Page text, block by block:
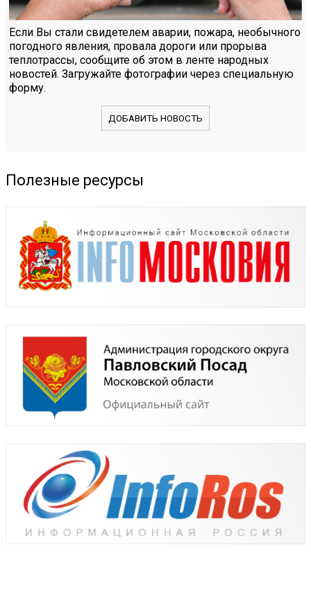
Если Вы стали свидетелем аварии, пожара, необычного
погодного явления, провала дороги или прорыва
теплотрассы, сообщите об этом в ленте народных
новостей. Загружайте фотографии через специальную
форму.
ДОБАВИТЬ НОВОСТЬ
Полезные ресурсы